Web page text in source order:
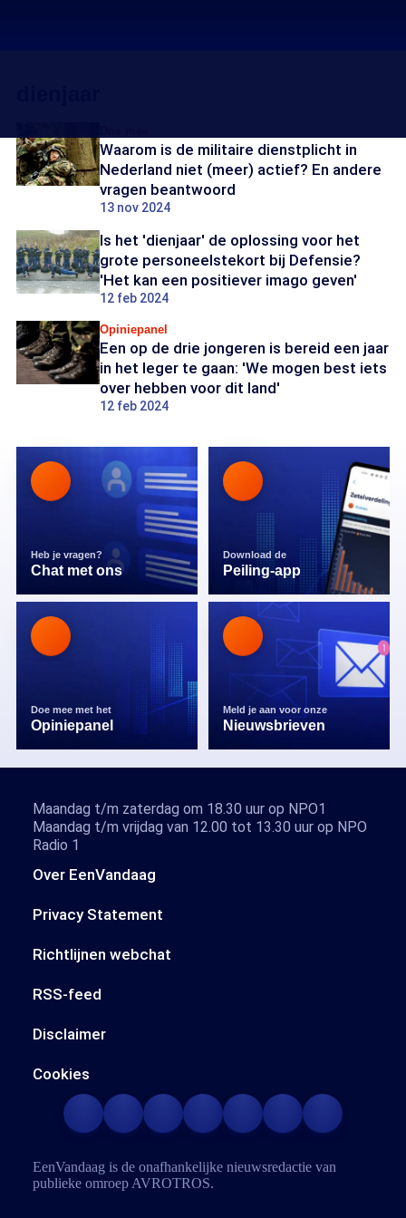
Waarom is de militaire dienstplicht in
Nederland niet (meer) actief? En andere
vragen beantwoord
13 nov 2024
Is het 'dienjaar' de oplossing voor het
grote personeelstekort bij Defensie?
'Het kan een positiever imago geven'
12 feb 2024
Opiniepanel
Een op de drie jongeren is bereid een jaar
in het leger te gaan: 'We mogen best iets
over hebben voor dit land'
12 feb 2024
Heb je vragen?
Chat met ons
Download de
Peiling-app
Doe mee met het
Opiniepanel
Meld je aan voor onze
Nieuwsbrieven
Over EenVandaag
Privacy Statement
Richtlijnen webchat
RSS-feed
Disclaimer
Cookies
Maandag t/m zaterdag om 18.30 uur op NPO1
Maandag t/m vrijdag van 12.00 tot 13.30 uur op NPO
Radio 1
EenVandaag is de onafhankelijke nieuwsredactie van
publieke omroep AVROTROS.